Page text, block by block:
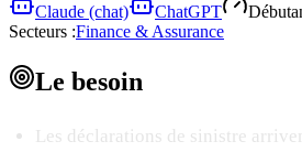
Claude (chat) ChatGPT
Secteurs :Finance & Assurance
Le besoin
Les déclarations de sinistre